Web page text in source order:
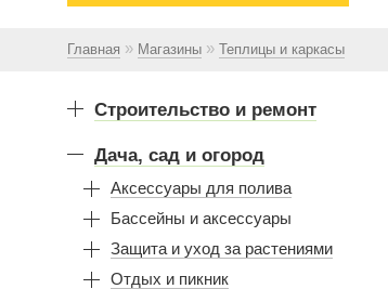
ЧУВАШГОССНАБ. Основан в 1925
году
Главная » Магазины » Теплицы и каркасы
Строительство и ремонт
Дача, сад и огород
Аксессуары для полива
Бассейны и аксессуары
Защита и уход за растениями
Отдых и пикник